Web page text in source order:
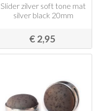
Slider zilver soft tone mat
silver black 20mm
€ 2,95